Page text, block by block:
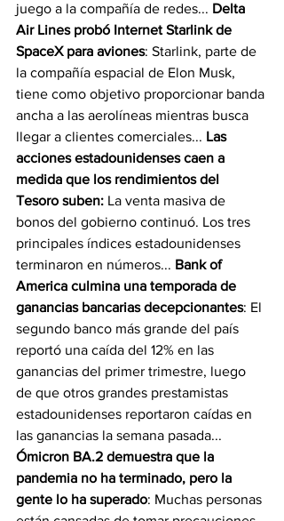
juego a la compañía de redes... Delta
Air Lines probó Internet Starlink de
SpaceX para aviones: Starlink, parte de
la compañía espacial de Elon Musk,
tiene como objetivo proporcionar banda
ancha a las aerolíneas mientras busca
llegar a clientes comerciales... Las
acciones estadounidenses caen a
medida que los rendimientos del
Tesoro suben: La venta masiva de
bonos del gobierno continuó. Los tres
principales índices estadounidenses
terminaron en números... Bank of
America culmina una temporada de
ganancias bancarias decepcionantes: El
segundo banco más grande del país
reportó una caída del 12% en las
ganancias del primer trimestre, luego
de que otros grandes prestamistas
estadounidenses reportaron caídas en
las ganancias la semana pasada...
Ómicron BA.2 demuestra que la
pandemia no ha terminado, pero la
gente lo ha superado: Muchas personas